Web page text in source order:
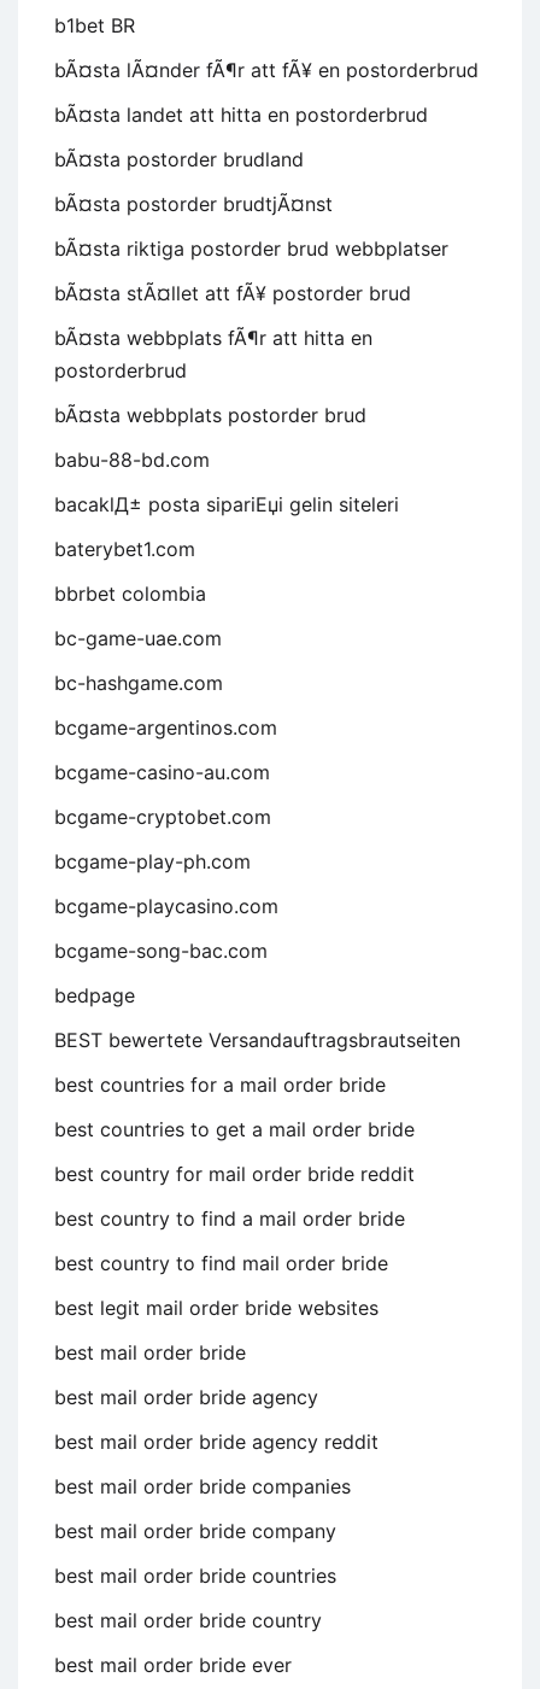
b1bet BR
bÃ¤sta lÃ¤nder fÃ¶r att fÃ¥ en postorderbrud
bÃ¤sta landet att hitta en postorderbrud
bÃ¤sta postorder brudland
bÃ¤sta postorder brudtjÃ¤nst
bÃ¤sta riktiga postorder brud webbplatser
bÃ¤sta stÃ¤llet att fÃ¥ postorder brud
bÃ¤sta webbplats fÃ¶r att hitta en
postorderbrud
bÃ¤sta webbplats postorder brud
babu-88-bd.com
bacaklД± posta sipariЕџi gelin siteleri
baterybet1.com
bbrbet colombia
bc-game-uae.com
bc-hashgame.com
bcgame-argentinos.com
bcgame-casino-au.com
bcgame-cryptobet.com
bcgame-play-ph.com
bcgame-playcasino.com
bcgame-song-bac.com
bedpage
BEST bewertete Versandauftragsbrautseiten
best countries for a mail order bride
best countries to get a mail order bride
best country for mail order bride reddit
best country to find a mail order bride
best country to find mail order bride
best legit mail order bride websites
best mail order bride
best mail order bride agency
best mail order bride agency reddit
best mail order bride companies
best mail order bride company
best mail order bride countries
best mail order bride country
best mail order bride ever